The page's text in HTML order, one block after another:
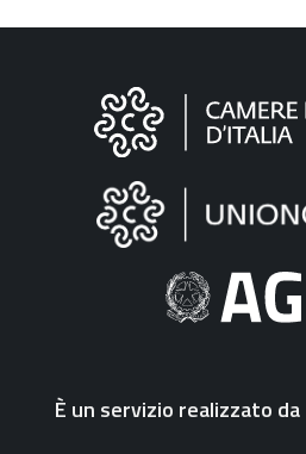
Informazioni
"Fattura
Elettronica"
È un servizio realizzato da